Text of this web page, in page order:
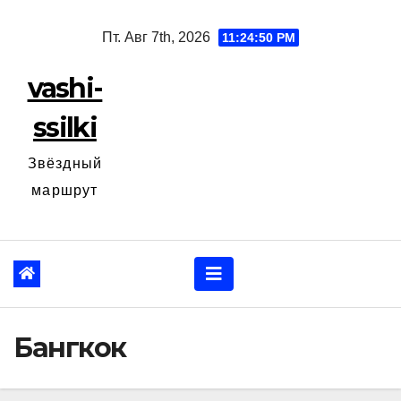
Пт. Авг 7th, 2026 11:24:51 PM
vashi-
ssilki
Звёздный
маршрут
Бангкок